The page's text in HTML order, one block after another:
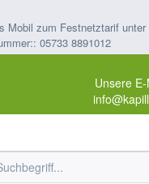
Mobil zum Festnetztarif unter
05733 8891012
Unsere